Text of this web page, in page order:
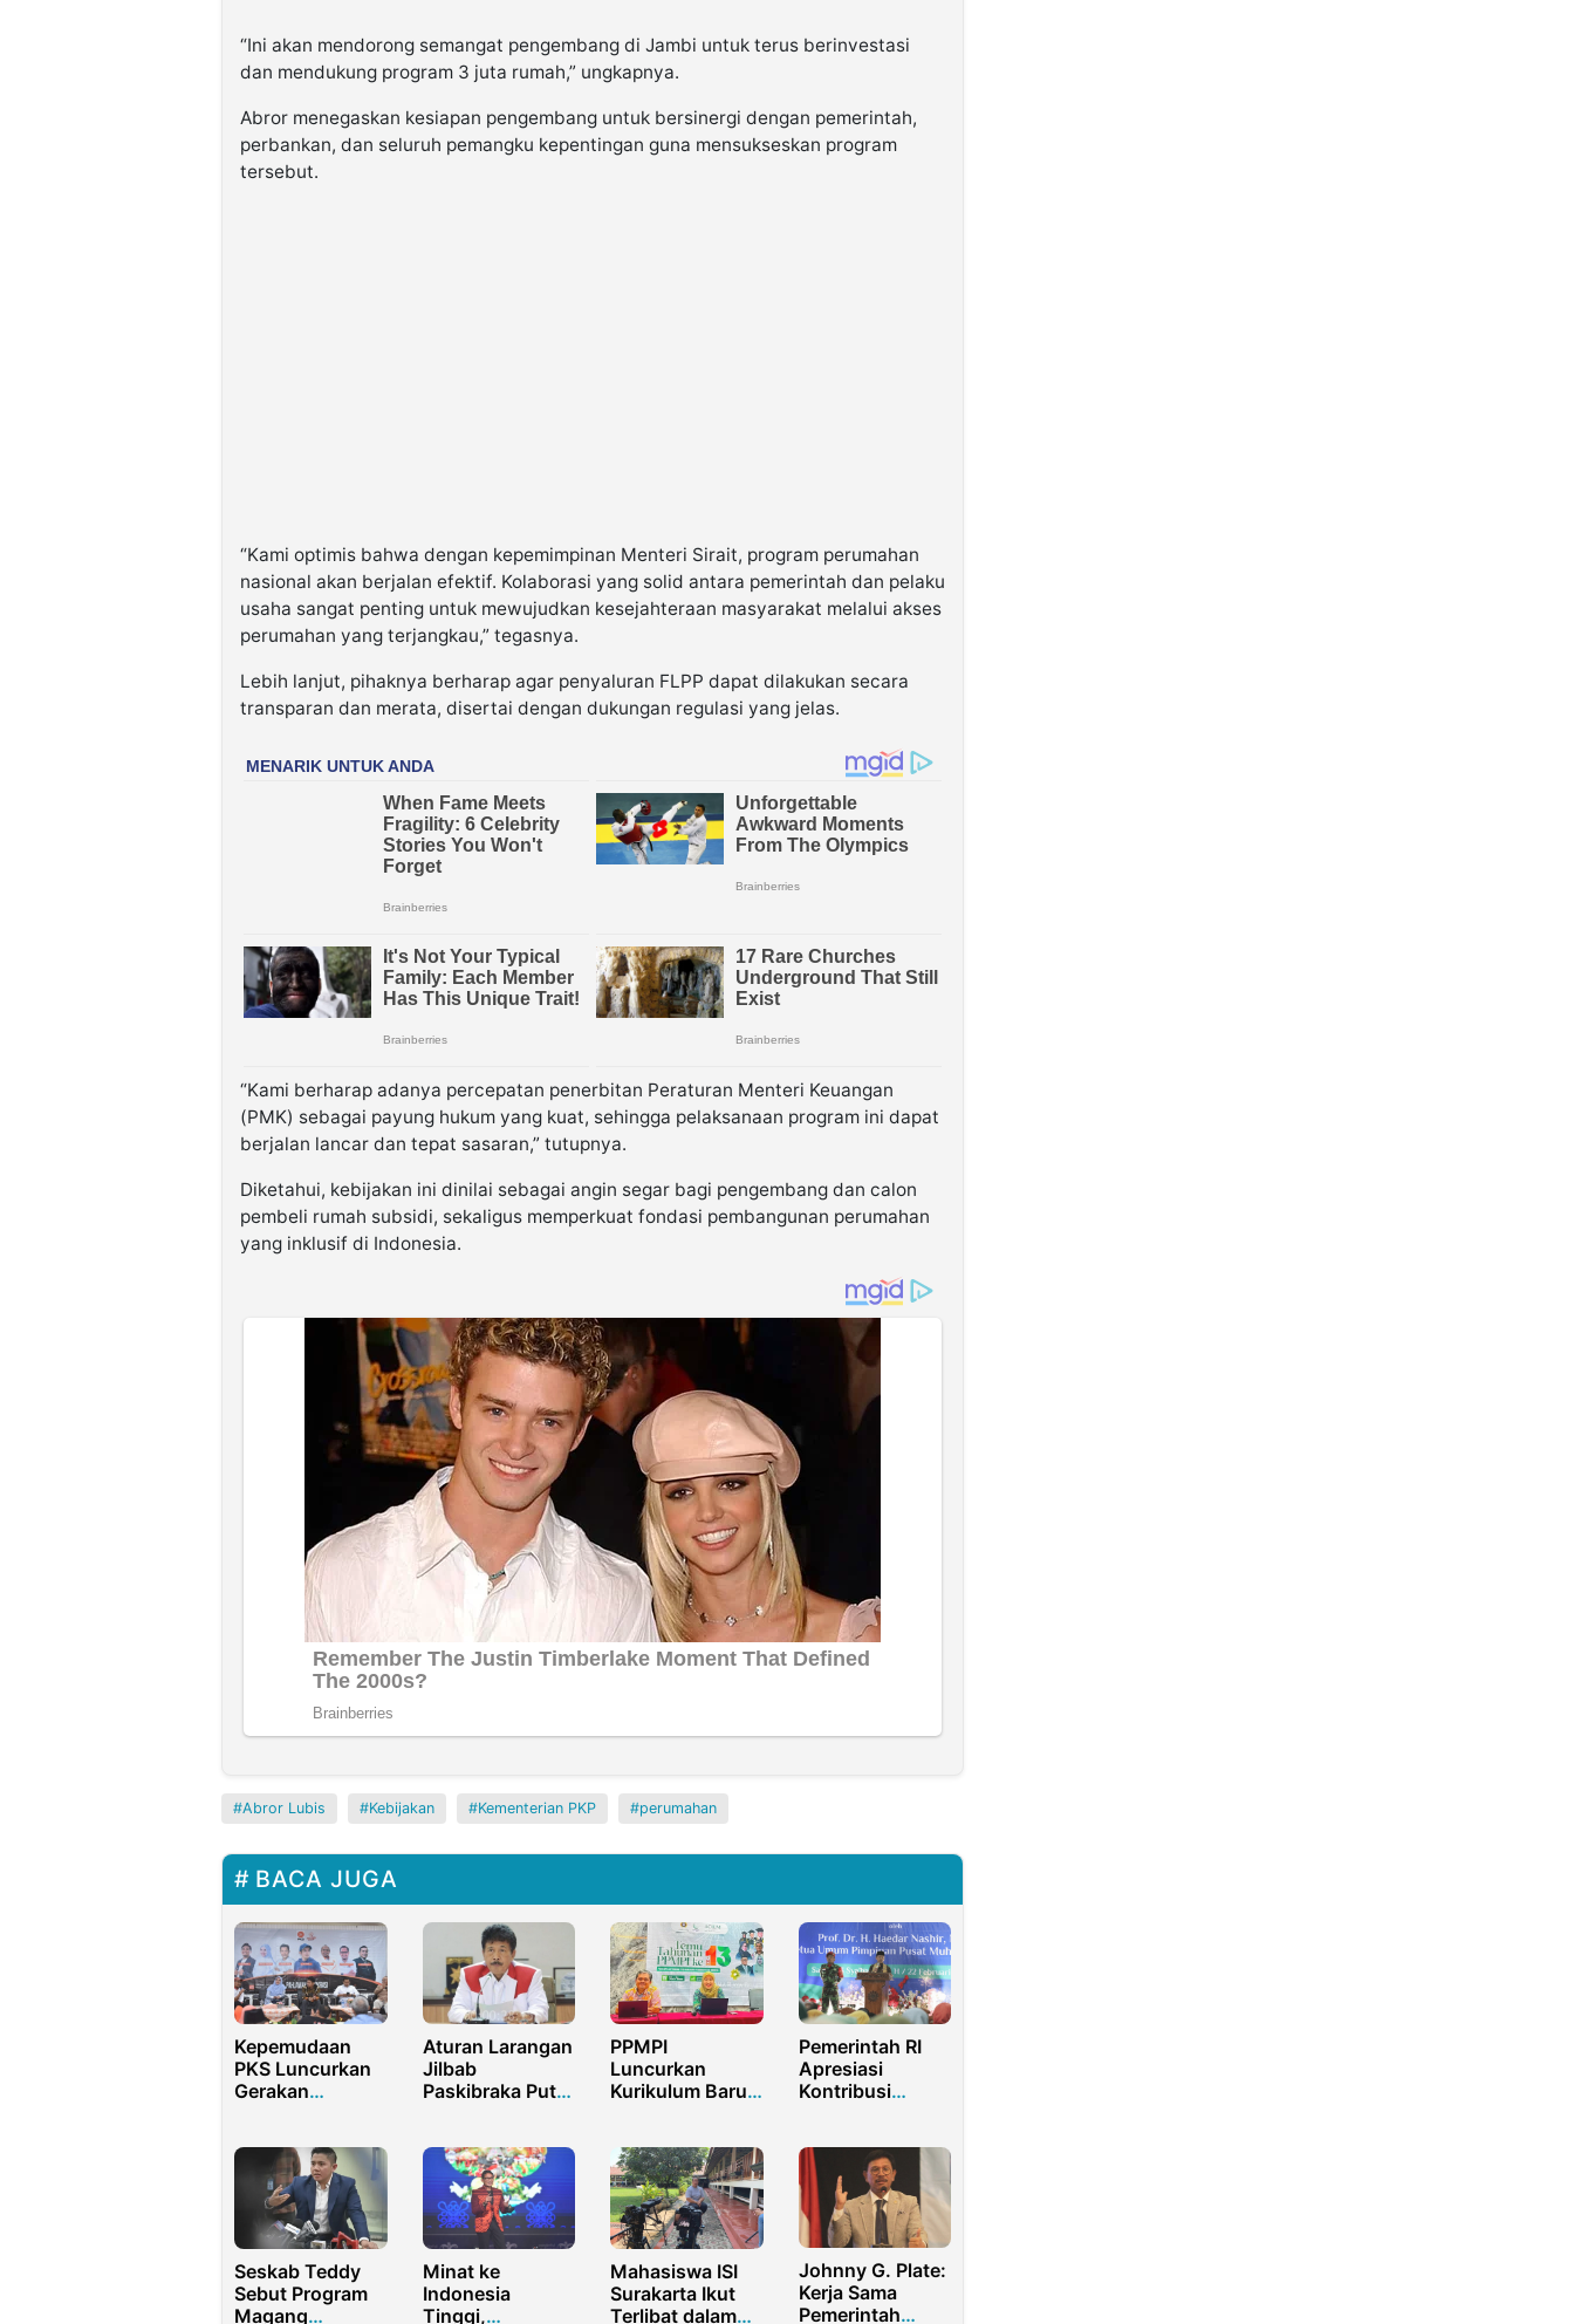
“Ini akan mendorong semangat pengembang di Jambi untuk terus berinvestasi
dan mendukung program 3 juta rumah,” ungkapnya.
Abror menegaskan kesiapan pengembang untuk bersinergi dengan pemerintah,
perbankan, dan seluruh pemangku kepentingan guna mensukseskan program
tersebut.
“Kami optimis bahwa dengan kepemimpinan Menteri Sirait, program perumahan
nasional akan berjalan efektif. Kolaborasi yang solid antara pemerintah dan pelaku
usaha sangat penting untuk mewujudkan kesejahteraan masyarakat melalui akses
perumahan yang terjangkau,” tegasnya.
Lebih lanjut, pihaknya berharap agar penyaluran FLPP dapat dilakukan secara
transparan dan merata, disertai dengan dukungan regulasi yang jelas.
“Kami berharap adanya percepatan penerbitan Peraturan Menteri Keuangan
(PMK) sebagai payung hukum yang kuat, sehingga pelaksanaan program ini dapat
berjalan lancar dan tepat sasaran,” tutupnya.
Diketahui, kebijakan ini dinilai sebagai angin segar bagi pengembang dan calon
pembeli rumah subsidi, sekaligus memperkuat fondasi pembangunan perumahan
yang inklusif di Indonesia.
Abror Lubis Kebijakan Kementerian PKP perumahan
BACA JUGA
Kepemudaan
PKS Luncurkan
Gerakan
untuk Pilkada
2024
Aturan Larangan
Jilbab
Paskibraka Putri,
Berbau Kolonial
PPMPI
Luncurkan
Kurikulum Baru,
Tantangan
Global
Pemerintah RI
Apresiasi
Kontribusi
Peningkatan IPM
Seskab Teddy
Sebut Program
Magang
Minat ke
Indonesia
Tinggi,
Mahasiswa ISI
Surakarta Ikut
Terlibat dalam
Johnny G. Plate:
Kerja Sama
Pemerintah